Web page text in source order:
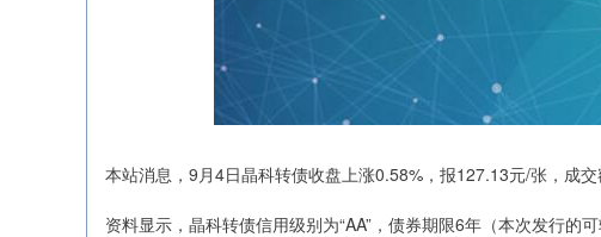
本站消息，9月4日晶科转债收盘上涨0.58%，报127.13元/张，成交
资料显示，晶科转债信用级别为“AA”，债券期限6年（本次发行的